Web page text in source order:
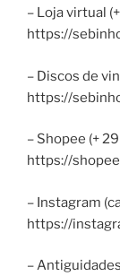
– Loja virtual
https://
– Discos de
https://
– Shopee (+
https://
– Instagram
https://
–